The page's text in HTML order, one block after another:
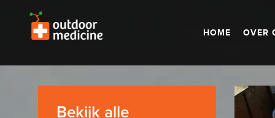
HOME OVER
Bekijk alle